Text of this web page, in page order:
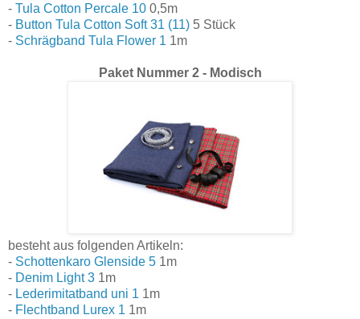
- Tula Cotton Percale 10 0,5m
- Button Tula Cotton Soft 31 (11) 5 Stück
- Schrägband Tula Flower 1 1m
Paket Nummer 2 - Modisch
besteht aus folgenden Artikeln:
- Schottenkaro Glenside 5 1m
- Denim Light 3 1m
- Lederimitatband uni 1 1m
- Flechtband Lurex 1 1m